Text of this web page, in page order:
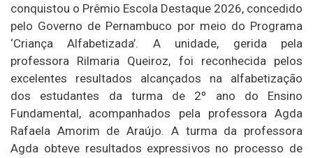
conquistou o Prêmio Escola Destaque 2026, concedido
pelo Governo de Pernambuco por meio do Programa
‘Criança Alfabetizada’. A unidade, gerida pela
professora Rilmaria Queiroz, foi reconhecida pelos
excelentes resultados alcançados na alfabetização
dos estudantes da turma de 2º ano do Ensino
Fundamental, acompanhados pela professora Agda
Rafaela Amorim de Araújo. A turma da professora
Agda obteve resultados expressivos no processo de